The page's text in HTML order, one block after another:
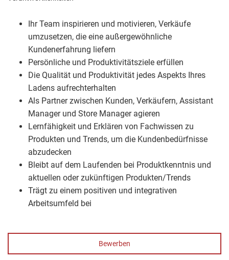
Ihr Team inspirieren und motivieren, Verkäufe
umzusetzen, die eine außergewöhnliche
Kundenerfahrung liefern
Persönliche und Produktivitätsziele erfüllen
Die Qualität und Produktivität jedes Aspekts Ihres
Ladens aufrechterhalten
Als Partner zwischen Kunden, Verkäufern, Assistant
Manager und Store Manager agieren
Lernfähigkeit und Erklären von Fachwissen zu
Produkten und Trends, um die Kundenbedürfnisse
abzudecken
Bleibt auf dem Laufenden bei Produktkenntnis und
aktuellen oder zukünftigen Produkten/Trends
Trägt zu einem positiven und integrativen
Arbeitsumfeld bei
Bewerben